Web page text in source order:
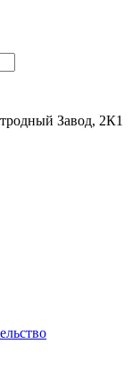
Завод, 2К1